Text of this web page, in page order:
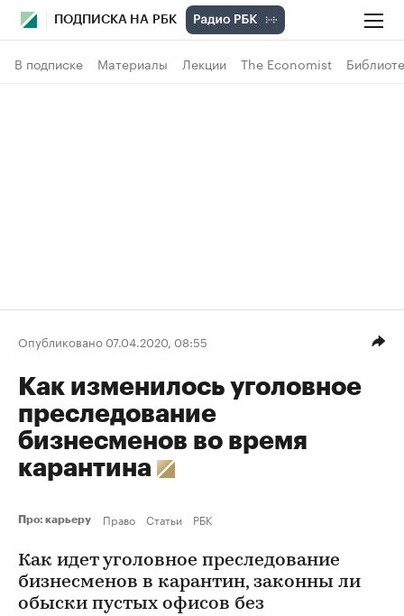
ПОДПИСКА НА РБК
В подписке Материалы Лекции The Economist
Опубликовано 07.04.2020, 08:55
Как изменилось уголовное
преследование
бизнесменов во время
карантина
Про: карьеру Право Статьи РБК
Как идет уголовное преследование
бизнесменов в карантин, законны ли
обыски пустых офисов без